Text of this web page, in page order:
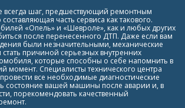
всегда шаг, предшествующий ремонтным
часть сервиса как такового.
«Опель» и «Шевроле», как и любых других
после перенесенного ДТП. Даже если вам
были незначительными, механические
причиной серьезных внутренних
которые способны о себе напомнить в
момент. Специалисты технического центра
все необходимые диагностические
состояние вашей машины после аварии и, в
порекомендовать качественный